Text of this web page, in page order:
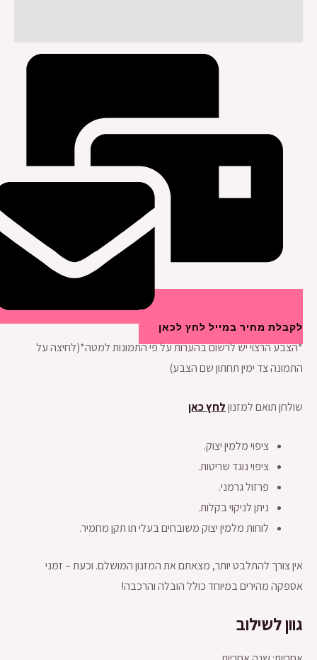
לקבלת מחיר במייל לחץ לכאן
*הצבע הרצוי יש לרשום בהערות על פי התמונות למטה*(לחיצה על
התמונה צד ימין תחתון שם הצבע)
שולחן תואם למזנוןלחץ כאן
ציפוי מלמין יצוק.
ציפוי נוגד שריטות.
פרזול גרמני.
ניתן לניקוי בקלות.
לוחות מלמין יצוק משובחים בעלי תו תקן מחמיר.
אין צורך להתלבט יותר, מצאתם את המזנון המושלם. וכעת – זמני
אספקה מהירים במיוחד כולל הובלה והרכבה!
גוון לשילוב